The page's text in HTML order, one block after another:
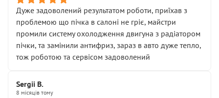
Дуже задоволений результатом роботи, приїхав з
проблемою що пічка в салоні не гріє, майстри
промили систему охолодження двигуна з радіатором
пічки, та замінили антифриз, зараз в авто дуже тепло,
тож роботою та сервісом задоволений
Sergii B.
8 місяців тому